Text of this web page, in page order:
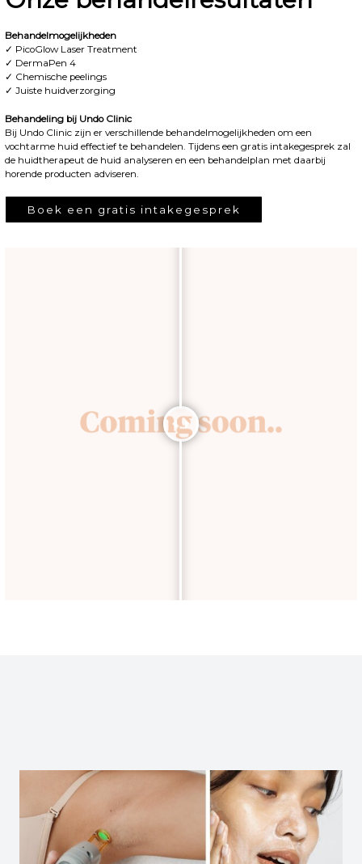
Behandelmogelijkheden
✓ PicoGlow Laser Treatment
✓ DermaPen 4
✓ Chemische peelings
✓ Juiste huidverzorging
Behandeling bij Undo Clinic
Bij Undo Clinic zijn er verschillende behandelmogelijkheden om een
vochtarme huid effectief te behandelen. Tijdens een gratis intakegesprek zal
de huidtherapeut de huid analyseren en een behandelplan met daarbij
horende producten adviseren.
Boek een gratis intakegesprek